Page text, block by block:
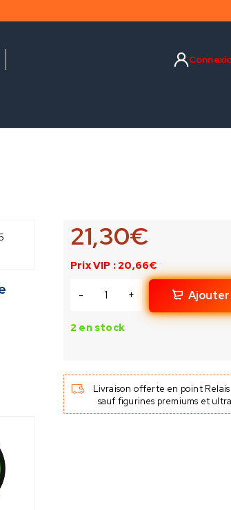
21,30€
Prix VIP : 20,66€
Ajouter
2 en stock
Livraison offerte en point
sauf figurines premiums et